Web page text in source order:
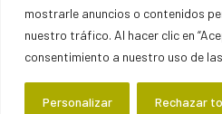
mostrarle anuncios o contenidos
nuestro tráfico. Al hacer clic en
consentimiento a nuestro uso de
Personalizar Rechazar